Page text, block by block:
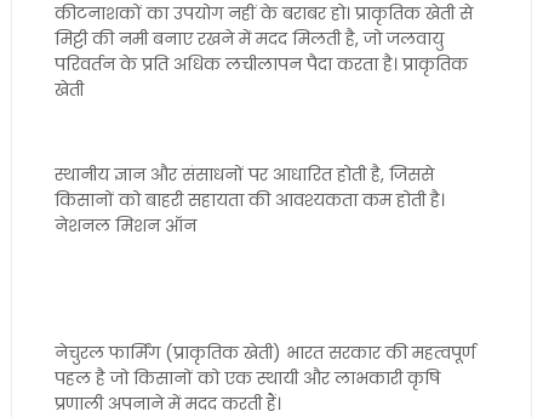
कीटनाशकों का उपयोग नहीं के बराबर हो। प्राकृतिक खेती से
मिट्टी की नमी बनाए रखने में मदद मिलती है, जो जलवायु
परिवर्तन के प्रति अधिक लचीलापन पैदा करता है। प्राकृतिक
खेती
स्थानीय ज्ञान और संसाधनों पर आधारित होती है, जिससे
किसानों को बाहरी सहायता की आवश्यकता कम होती है।
नेशनल मिशन ऑन
नेचुरल फार्मिंग (प्राकृतिक खेती) भारत सरकार की महत्वपूर्ण
पहल है जो किसानों को एक स्थायी और लाभकारी कृषि
प्रणाली अपनाने में मदद करती हैं।